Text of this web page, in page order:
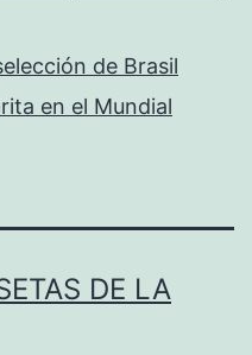
de Brasil
en el Mundial
DE LA